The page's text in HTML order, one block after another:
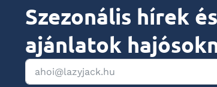
Szezonális hírek és
ajánlatok